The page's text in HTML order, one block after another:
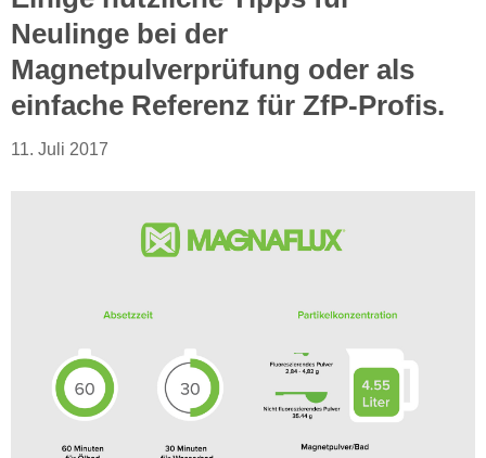
Neulinge bei der
Magnetpulverprüfung oder als
einfache Referenz für ZfP-Profis.
11. Juli 2017